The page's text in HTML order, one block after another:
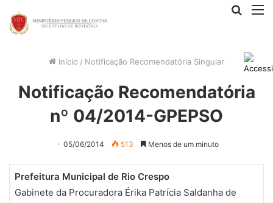
Início / Notificação Recomendatória Singular
Notificação Recomendatória
nº 04/2014-GPEPSO
05/06/2014 513 Menos de um minuto
Prefeitura Municipal de Rio Crespo
Gabinete da Procuradora Érika Patrícia Saldanha de